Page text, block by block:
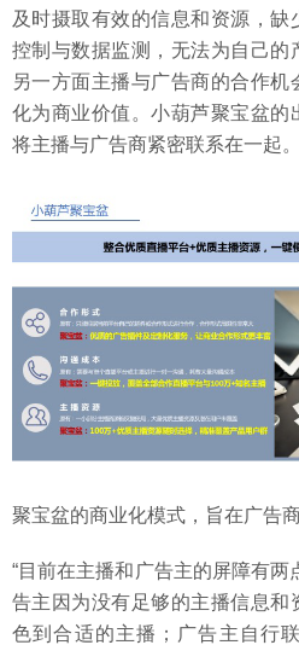
及时摄取有效的信息和资源，
控制与数据监测，无法为自己的
另一方面主播与广告商的合作
化为商业价值。小葫芦聚宝盆的
将主播与广告商紧密联系在一起。
聚宝盆的商业化模式，旨在广告
“目前在主播和广告主的屏障有两
告主因为没有足够的主播信息和
色到合适的主播；广告主自行